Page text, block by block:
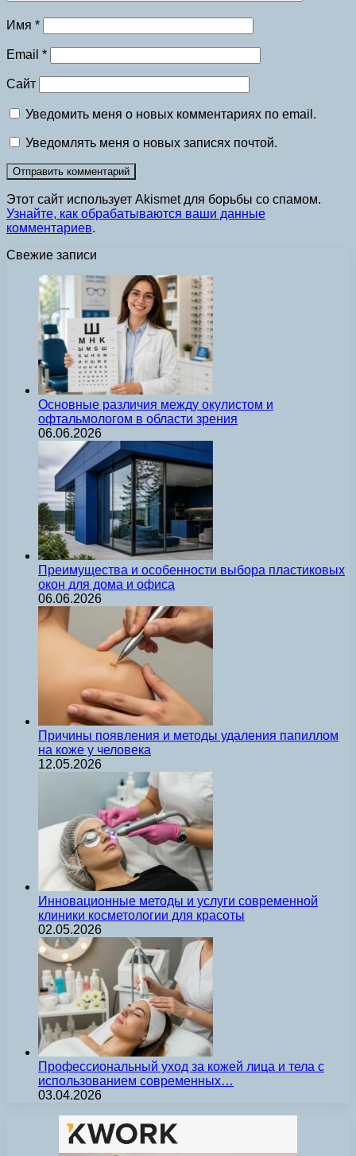
Имя *
Email *
Сайт
Уведомить меня о новых комментариях по email.
Уведомлять меня о новых записях почтой.
Этот сайт использует Akismet для борьбы со спамом.
Узнайте, как обрабатываются ваши данные
комментариев.
Свежие записи
Основные различия между окулистом и
офтальмологом в области зрения
06.06.2026
Преимущества и особенности выбора пластиковых
окон для дома и офиса
06.06.2026
Причины появления и методы удаления папиллом
на коже у человека
12.05.2026
Инновационные методы и услуги современной
клиники косметологии для красоты
02.05.2026
Профессиональный уход за кожей лица и тела с
использованием современных…
03.04.2026